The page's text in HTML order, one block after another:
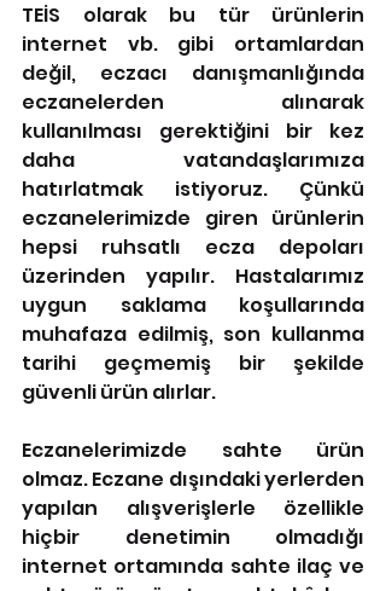
TEİS olarak bu tür ürünlerin
internet vb. gibi ortamlardan
değil, eczacı danışmanlığında
eczanelerden alınarak
kullanılması gerektiğini bir kez
daha vatandaşlarımıza
hatırlatmak istiyoruz. Çünkü
eczanelerimizde giren ürünlerin
hepsi ruhsatlı ecza depoları
üzerinden yapılır. Hastalarımız
uygun saklama koşullarında
muhafaza edilmiş, son kullanma
tarihi geçmemiş bir şekilde
güvenli ürün alırlar.
Eczanelerimizde sahte ürün
olmaz. Eczane dışındaki yerlerden
yapılan alışverişlerle özellikle
hiçbir denetimin olmadığı
internet ortamında sahte ilaç ve